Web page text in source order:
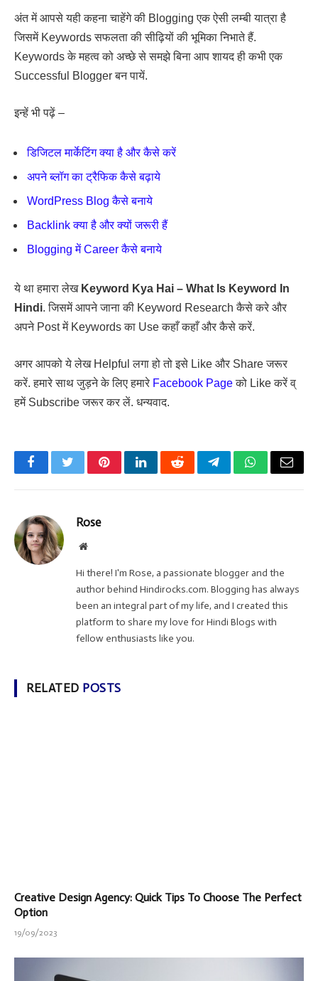
अंत में आपसे यही कहना चाहेंगे की Blogging एक ऐसी लम्बी यात्रा है
जिसमें Keywords सफलता की सीढ़ियों की भूमिका निभाते हैं.
Keywords के महत्व को अच्छे से समझे बिना आप शायद ही कभी एक
Successful Blogger बन पायें.
इन्हें भी पढ़ें –
डिजिटल मार्केटिंग क्या है और कैसे करें
अपने ब्लॉग का ट्रैफिक कैसे बढ़ाये
WordPress Blog कैसे बनाये
Backlink क्या है और क्यों जरूरी हैं
Blogging में Career कैसे बनाये
ये था हमारा लेख Keyword Kya Hai – What Is Keyword In
Hindi. जिसमें आपने जाना की Keyword Research कैसे करे और
अपने Post में Keywords का Use कहाँ कहाँ और कैसे करें.
अगर आपको ये लेख Helpful लगा हो तो इसे Like और Share जरूर
करें. हमारे साथ जुड़ने के लिए हमारे Facebook Pageको Like करें व्
हमें Subscribe जरूर कर लें. धन्यवाद.
FacebookTwitterPinterestLinkedInRedditTelegramWhatsApp
Email
Rose
Website
Hi there! I'm Rose, a passionate blogger and the
author behind Hindirocks.com. Blogging has always
been an integral part of my life, and I created this
platform to share my love for Hindi Blogs with
fellow enthusiasts like you.
RELATED POSTS
Creative Design Agency: Quick Tips To Choose The Perfect
Option
19/09/2023